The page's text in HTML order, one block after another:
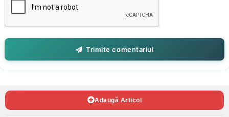
Trimite comentariul
Adaugă Articol